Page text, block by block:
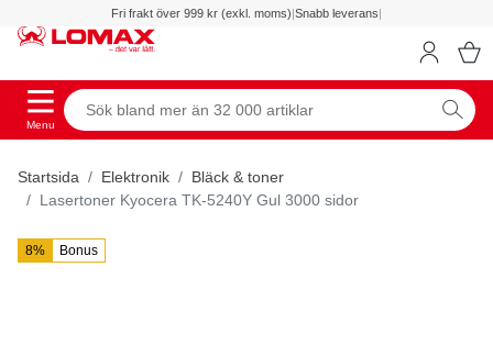
Fri frakt över 999 kr (exkl. moms)|Snabb leverans|
Menu
Startsida Elektronik
Bläck & toner
Lasertoner Kyocera TK-5240Y Gul 3000 sidor
8% Bonus